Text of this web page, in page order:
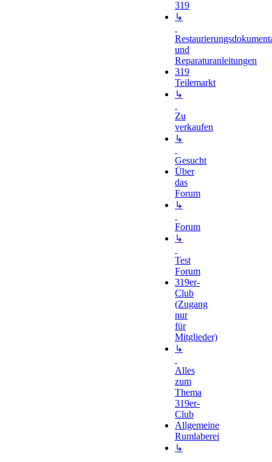
319
↳
und
Reparaturanleitungen
319
Teilemarkt
↳
Zu
verkaufen
↳
Gesucht
Über
das
Forum
↳
Forum
↳
Test
Forum
319er-
Club
(Zugang
nur
für
Mitglieder)
↳
Alles
zum
Thema
319er-
Club
Allgemeine
Rumlaberei
↳